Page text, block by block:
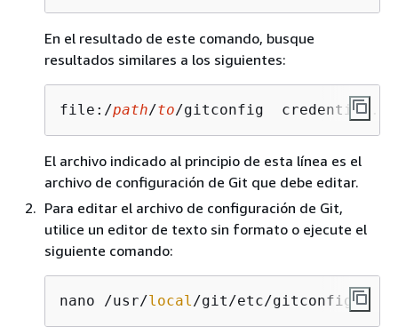
En el resultado de este comando, busque
resultados similares a los siguientes:
file:/path/to/gitconfig
El archivo indicado al principio de esta línea es el
archivo de configuración de Git que debe editar.
Para editar el archivo de configuración de Git,
utilice un editor de texto sin formato o ejecute el
siguiente comando:
nano /usr/local /git/etc/gitconfig